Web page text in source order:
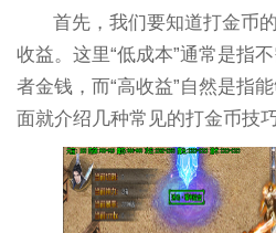
首先，我们要知道打金币
收益。这里“低成本”通常是指
者金钱，而“高收益”自然是指
面就介绍几种常见的打金币技巧